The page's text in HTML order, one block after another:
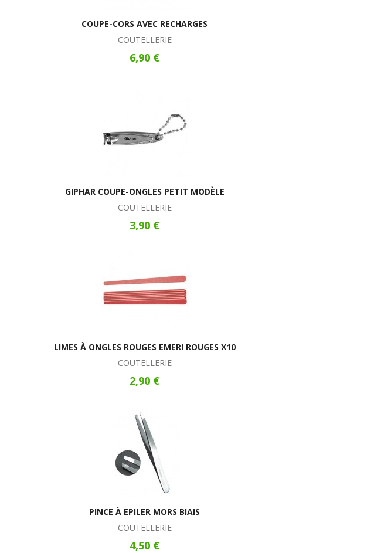
COUPE-CORS AVEC RECHARGES
COUTELLERIE
6,90 €
GIPHAR COUPE-ONGLES PETIT MODÈLE
COUTELLERIE
3,90 €
LIMES À ONGLES ROUGES EMERI ROUGES X10
COUTELLERIE
2,90 €
PINCE À EPILER MORS BIAIS
COUTELLERIE
4,50 €